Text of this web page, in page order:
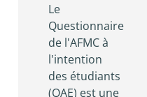
Le
Questionnaire
de l'AFMC à
l'intention
des étudiants
(QAE) est une